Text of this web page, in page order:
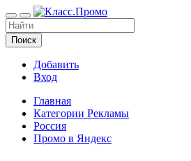
Поиск
Добавить
Вход
Главная
Категории Рекламы
Россия
Промо в Яндекс